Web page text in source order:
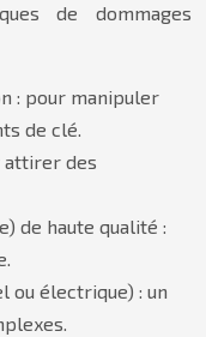
de dommages
: pour manipuler
de clé.
attirer des
de haute qualité :
ou électrique) : un